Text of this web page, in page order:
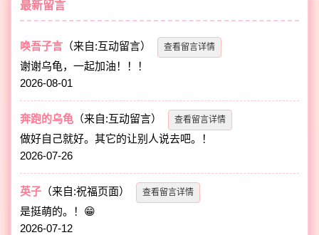
最新留言
唤吾子言 （来自:互动留言） 查看留言详情
谢谢乌龟，一起加油！！！
2026-08-01
奔跑的乌龟 （来自:互动留言） 查看留言详情
做好自己就好。其它的让别人说去吧。！
2026-07-26
英子 （来自:祝福页面） 查看留言详情
是挺萌的。！😁
2026-07-12